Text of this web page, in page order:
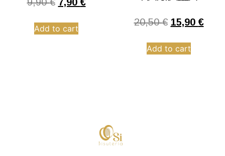
Add to cart
20,50€ 15,90 €
Add to cart